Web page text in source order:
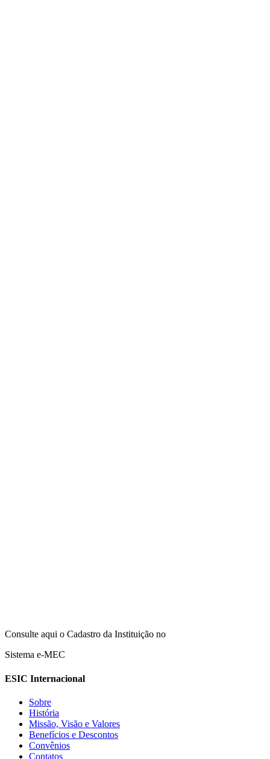
Consulte aqui o Cadastro da Instituição no
Sistema e-MEC
ESIC Internacional
Sobre
História
Missão, Visão e Valores
Benefícios e Descontos
Convênios
Contatos